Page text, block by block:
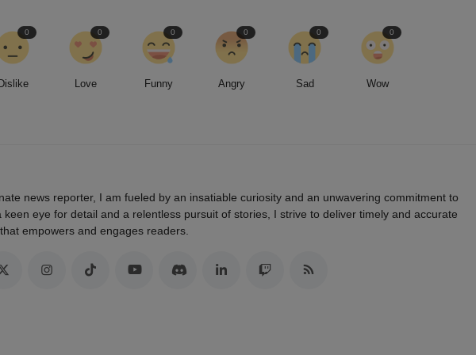
Dislike
0
Love
0
Funny
0
Angry
0
Sad
0
Wow
0
news reporter, I am fueled by an insatiable curiosity and an unwavering commitment to
keen eye for detail and a relentless pursuit of stories, I strive to deliver timely and accurate
empowers and engages readers.